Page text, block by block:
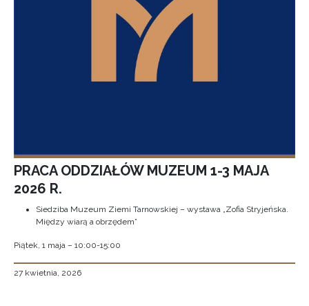
PRACA ODDZIAŁÓW MUZEUM 1-3 MAJA
2026 R.
Siedziba Muzeum Ziemi Tarnowskiej – wystawa „Zofia Stryjeńska.
Między wiarą a obrzędem”
Piątek, 1 maja – 10:00-15:00
27 kwietnia, 2026